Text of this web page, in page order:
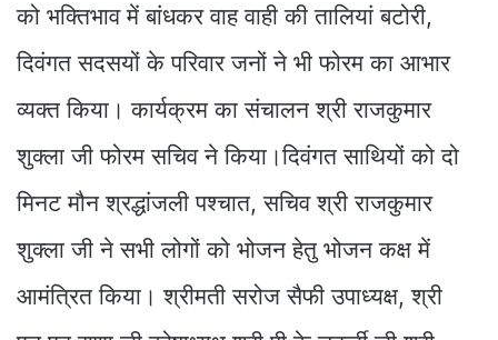
को भक्तिभाव में बांधकर वाह वाही की तालियां बटोरी,
दिवंगत सदसयों के परिवार जनों ने भी फोरम का आभार
व्यक्त किया। कार्यक्रम का संचालन श्री राजकुमार
शुक्ला जी फोरम सचिव ने किया।दिवंगत साथियों को दो
मिनट मौन श्रद्धांजली पश्चात, सचिव श्री राजकुमार
शुक्ला जी ने सभी लोगों को भोजन हेतु भोजन कक्ष में
आमंत्रित किया। श्रीमती सरोज सैफी उपाध्यक्ष, श्री